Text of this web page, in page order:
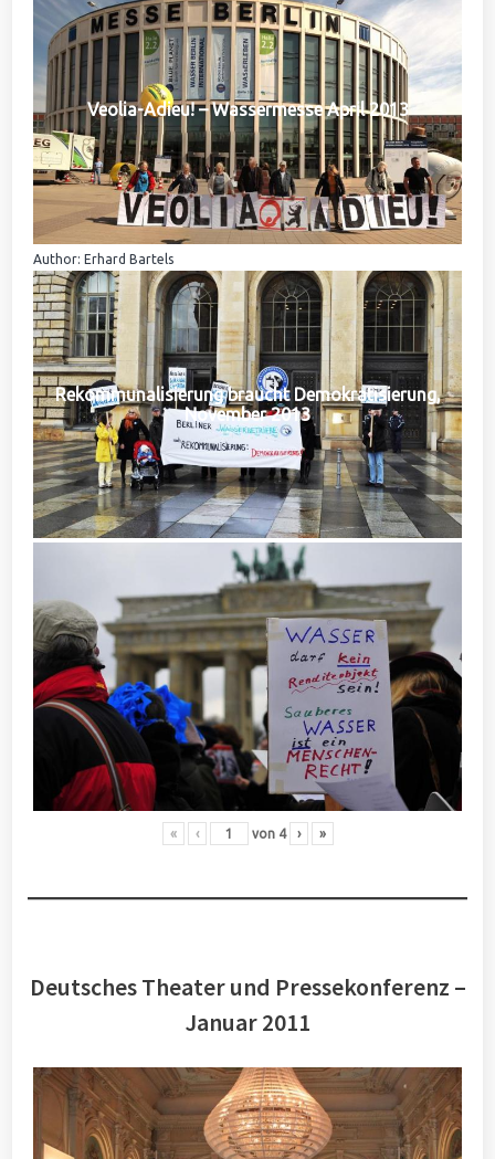
Veolia-Adieu! – Wassermesse April 2013
Author: Erhard Bartels
Rekommunalisierung braucht Demokratisierung,
November 2013
« ‹ von 4 › »
Deutsches Theater und Pressekonferenz –
Januar 2011